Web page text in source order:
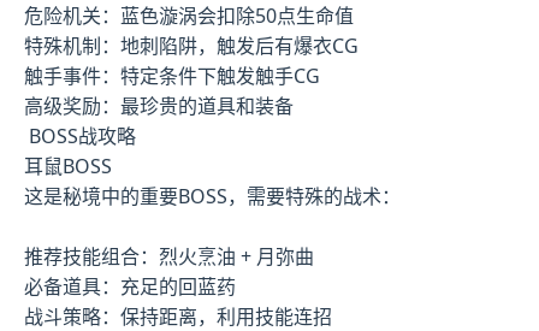
危险机关：蓝色漩涡会扣除50点生命值
特殊机制：地刺陷阱，触发后有爆衣CG
触手事件：特定条件下触发触手CG
高级奖励：最珍贵的道具和装备
BOSS战攻略
耳鼠BOSS
这是秘境中的重要BOSS，需要特殊的战术：
推荐技能组合：烈火烹油 + 月弥曲
必备道具：充足的回蓝药
战斗策略：保持距离，利用技能连招